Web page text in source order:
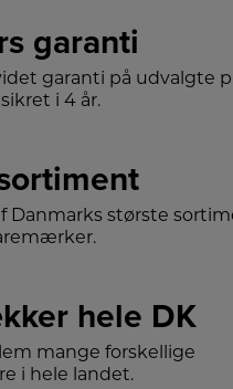
garanti
garanti på udvalgte
i 4 år.
Danmarks største
hele DK
mange forskellige
i hele landet.